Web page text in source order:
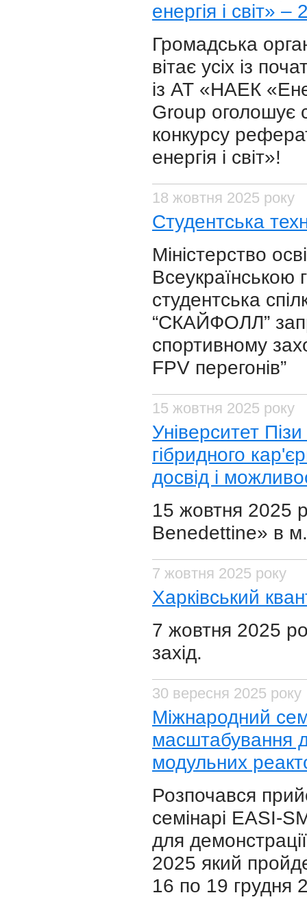
енергія і світ» –
Громадська
вітає усіх із
із АТ «НАЕК
Group оголошує
конкурсу
енергія і світ»!
18 жовтня 2025 року
Студентська
Міністерство
Всеукраїнською
студентська
“СКАЙФОЛЛ”
спортивному
FPV перегонів”
15 жовтня 2025 року
Університет
гібридного
досвід і
15 жовтня 2025
Benedettine» в
7 жовтня 2025 року
Харківський
7 жовтня 2025
захід.
30 вересня 2025 року
Міжнародний
масштабування
модульних
Розпочався
семінарі EASI-
для
2025 який
16 по 19 грудня